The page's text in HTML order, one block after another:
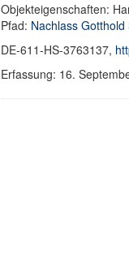
Objekteigenschaften:
Pfad: Nachlass Gotthold
DE-611-HS-3763137,
Erfassung: 16.